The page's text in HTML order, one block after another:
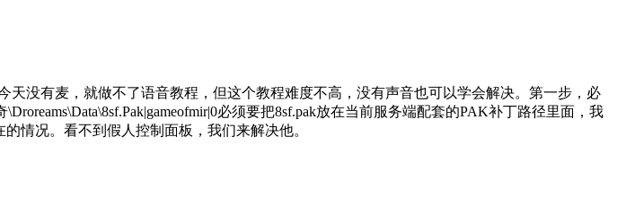
没有麦，就做不了语音教程，但这个教程难度不高，没有声音也可以学会解决。第一步，必
必须要把8sf.pak放在当前服务端配套的PAK补丁路径里面，我
情况。看不到假人控制面板，我们来解决他。